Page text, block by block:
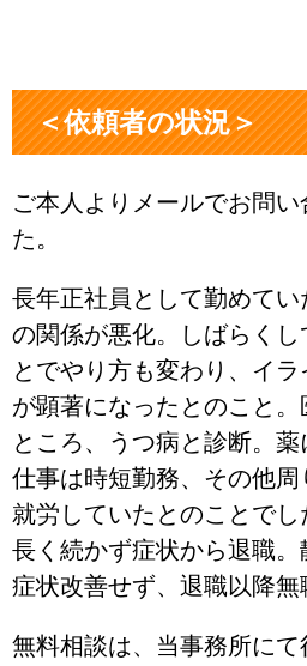
＜依頼者の状況＞
ご本人よりメールでお問
た。
長年正社員として勤めてい
の関係が悪化。しばらくし
とでやり方も変わり、イ
が顕著になったとのこと
ところ、うつ病と診断。薬
仕事は時短勤務、その他
就労していたとのことで
長く続かず症状から退職。
症状改善せず、退職以降無
無料相談は、当事務所にて